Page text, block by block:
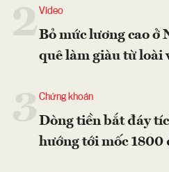
2Video
Bỏ mức lương cao ở
quê làm giàu từ loài
Chứng khoán
Dòng tiền bắt đáy
hướng tới mốc 1800